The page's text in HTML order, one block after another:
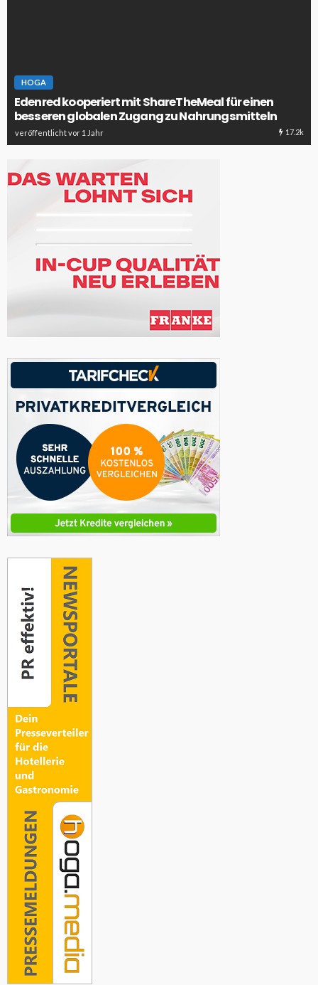
HOGA
Edenred kooperiert mit ShareTheMeal für einen
besseren globalen Zugang zu Nahrungsmitteln
veröffentlicht vor 1 Jahr 17.2k